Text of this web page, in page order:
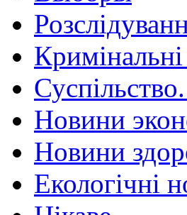
Новини
Новини
Екологічні